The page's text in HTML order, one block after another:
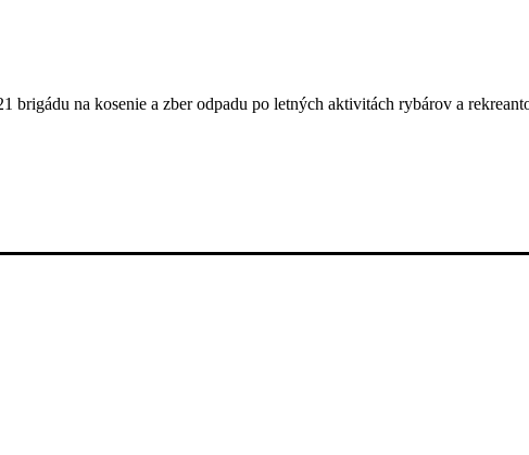
brigádu na kosenie a zber odpadu po letných aktivitách rybárov a